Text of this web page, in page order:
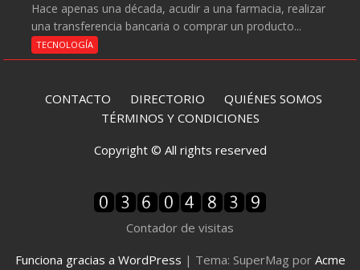
Hace apenas una década, acudir a una farmacia, realizar
una transferencia bancaria o comprar un producto...
TECNOLOGÍA
CONTACTO DIRECTORIO QUIÉNES SOMOS
TÉRMINOS Y CONDICIONES
Copyright © All rights reserved
Contador de visitas
Funciona gracias a WordPress | Tema: SuperMag por Acme